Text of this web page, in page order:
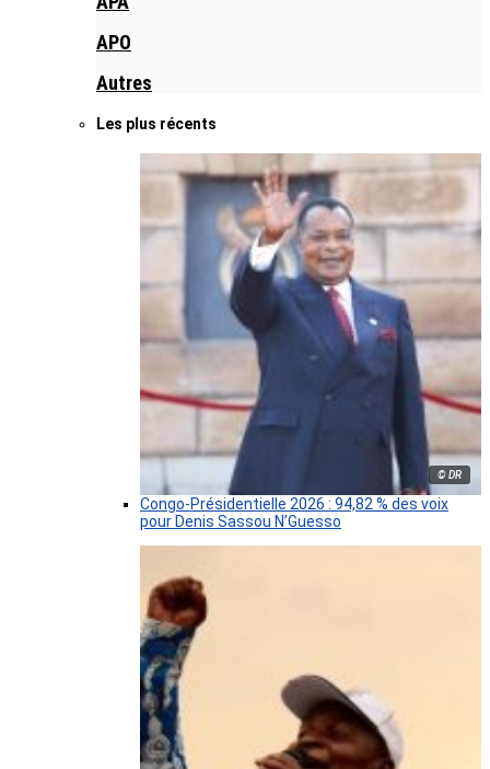
APO
Autres
Les plus récents
© DR
Congo-Présidentielle 2026 : 94,82 % des voix
pour Denis Sassou N’Guesso